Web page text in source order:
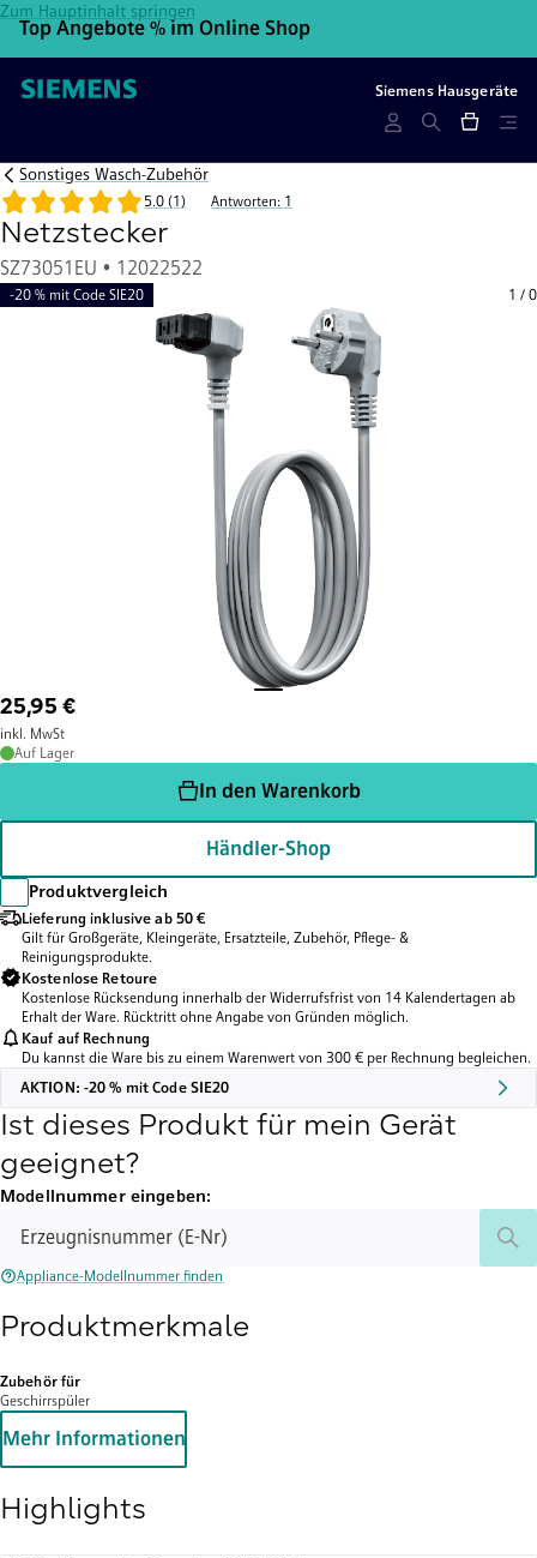
Zum Hauptinhalt springen
Top Angebote % im Online Shop
Siemens Hausgeräte
Sonstiges Wasch-Zubehör
Netzstecker
SZ73051EU • 12022522
5.0 (1) Antworten: 1
-20 % mit Code SIE20 1 / 0
25,95 €
inkl. MwSt
Auf Lager
In den Warenkorb
Händler-Shop
Produktvergleich
Lieferung inklusive ab 50 €
Gilt für Großgeräte, Kleingeräte, Ersatzteile, Zubehör, Pflege- &
Reinigungsprodukte.
Kostenlose Retoure
Kostenlose Rücksendung innerhalb der Widerrufsfrist von 14 Kalendertagen ab
Erhalt der Ware. Rücktritt ohne Angabe von Gründen möglich.
Kauf auf Rechnung
Du kannst die Ware bis zu einem Warenwert von 300 € per Rechnung begleichen.
AKTION: -20 % mit Code SIE20
Ist dieses Produkt für mein Gerät
geeignet?
Modellnummer eingeben:
Erzeugnisnummer (E-Nr)
Appliance-Modellnummer finden
Produktmerkmale
Zubehör für
Geschirrspüler
Mehr Informationen
Highlights